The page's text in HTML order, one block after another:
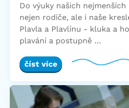
Do výuky našich
nejen rodiče, ale i naše
Plavla a Plavlínu - kluka a
plavání a postupně …
číst více